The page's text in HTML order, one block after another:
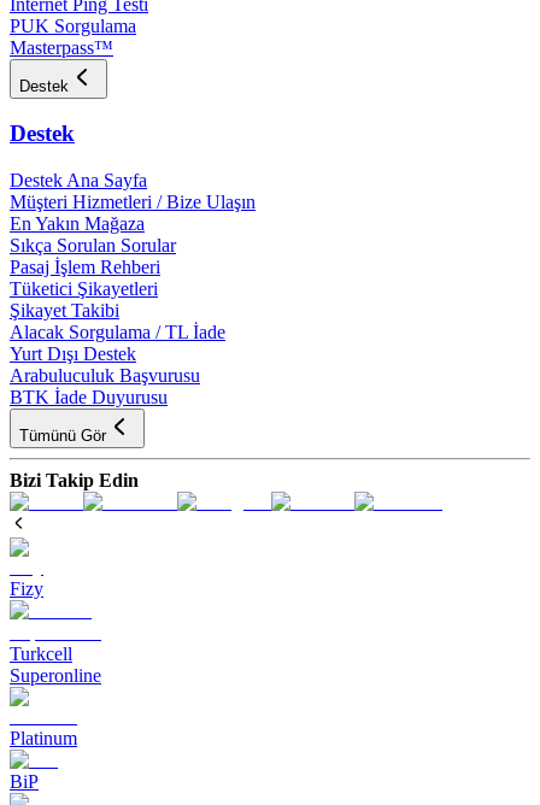
PUK Sorgulama
Masterpass™
Destek
Destek
Destek Ana Sayfa
Müşteri Hizmetleri / Bize Ulaşın
En Yakın Mağaza
Sıkça Sorulan Sorular
Pasaj İşlem Rehberi
Tüketici Şikayetleri
Şikayet Takibi
Alacak Sorgulama / TL İade
Yurt Dışı Destek
Arabuluculuk Başvurusu
BTK İade Duyurusu
Tümünü Gör
Bizi Takip Edin
Fizy
Turkcell
Superonline
Platinum
BiP